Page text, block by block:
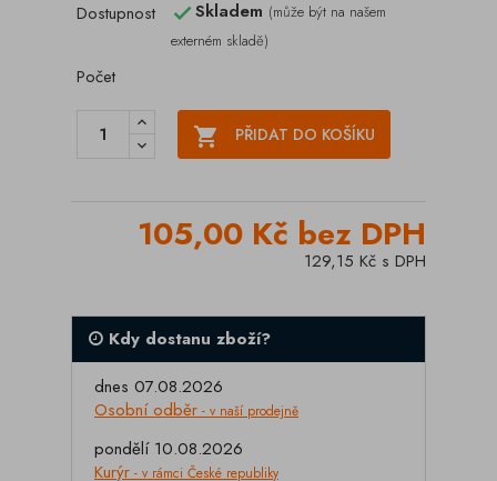
Dostupnost
Skladem (může být na našem
externém skladě)
Počet
 PŘIDAT DO KOŠÍKU
105,00 Kč bez DPH
129,15 Kč s DPH
Kdy dostanu zboží?
dnes 07.08.2026
Osobní odběr - v naší prodejně
pondělí 10.08.2026
Kurýr - v rámci České republiky